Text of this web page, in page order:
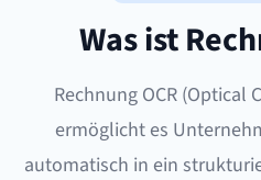
Was ist
Rechnung OCR (Optical
ermöglicht es
automatisch in ein